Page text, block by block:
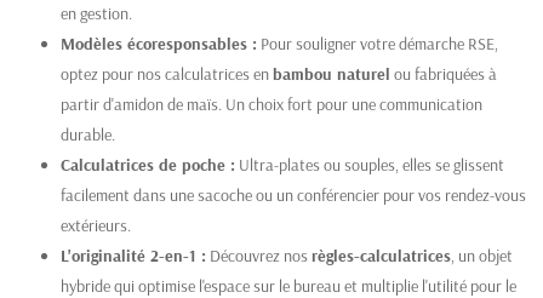
en gestion.
Modèles écoresponsables : Pour souligner votre démarche RSE,
optez pour nos calculatrices enbambou naturel ou fabriquées à
partir d'amidon de maïs. Un choix fort pour une communication
durable.
Calculatrices de poche : Ultra-plates ou souples, elles se glissent
facilement dans une sacoche ou un conférencier pour vos rendez-vous
extérieurs.
L'originalité 2-en-1 : Découvrez nosrègles-calculatrices, un objet
hybride qui optimise l'espace sur le bureau et multiplie l'utilité pour le